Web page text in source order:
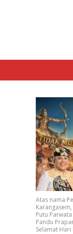
Atas nama
Putu
Pandu
Selamat Hari